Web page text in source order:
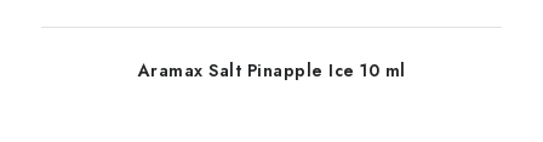
Aramax Salt Pinapple Ice 10 ml